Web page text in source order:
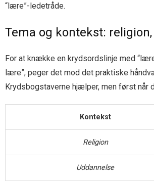
“lære”-ledetråde.
Tema og kontekst:
For at knække en krydsordslinje med
lære”, peger det mod det praktiske
Krydsbogstaverne hjælper, men først når
Kontekst
Religion
Uddannelse